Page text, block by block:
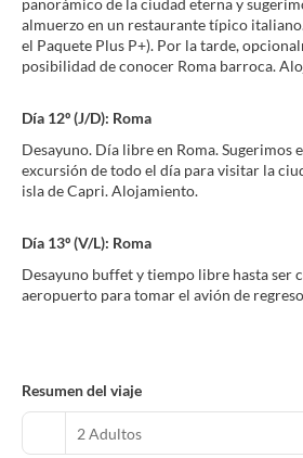
panorámico de la ciudad eterna y
almuerzo en un restaurante típico
el Paquete Plus P+). Por la tarde,
posibilidad de conocer Roma barroca.
Día 12º (J/D): Roma
Desayuno. Día libre en Roma. Sugerimos
excursión de todo el día para visitar la
isla de Capri. Alojamiento.
Día 13º (V/L): Roma
Desayuno buffet y tiempo libre hasta ser
aeropuerto para tomar el avión de
Resumen del viaje
2 Adultos